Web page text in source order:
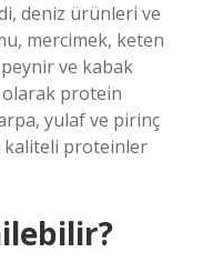
deniz ürünleri ve
mercimek, keten
ve kabak
protein
yulaf ve pirinç
kaliteli proteinler